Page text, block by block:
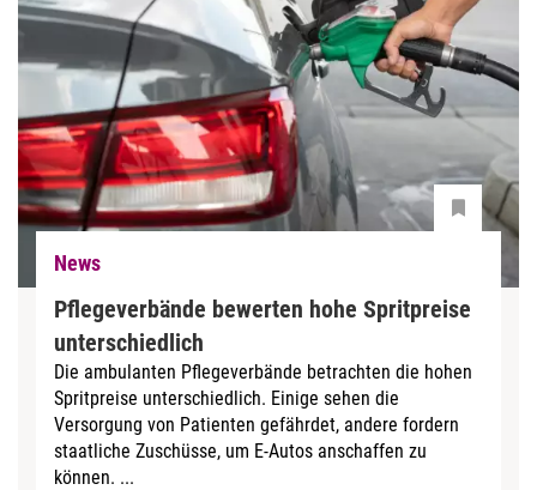
News
Pflegeverbände bewerten hohe Spritpreise
unterschiedlich
Die ambulanten Pflegeverbände betrachten die hohen
Spritpreise unterschiedlich. Einige sehen die
Versorgung von Patienten gefährdet, andere fordern
staatliche Zuschüsse, um E-Autos anschaffen zu
können. ...